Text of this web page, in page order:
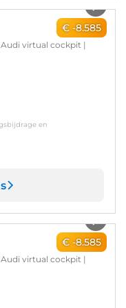
€ -8.585
virtual cockpit |
en
€ -8.585
virtual cockpit |